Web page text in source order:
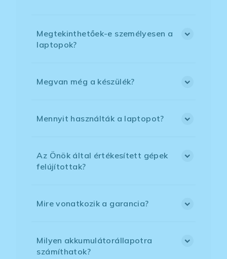
Megtekinthetőek-e személyesen a
laptopok?
Megvan még a készülék?
Mennyit használták a laptopot?
Az Önök által értékesített gépek
felújítottak?
Mire vonatkozik a garancia?
Milyen akkumulátorállapotra
számíthatok?